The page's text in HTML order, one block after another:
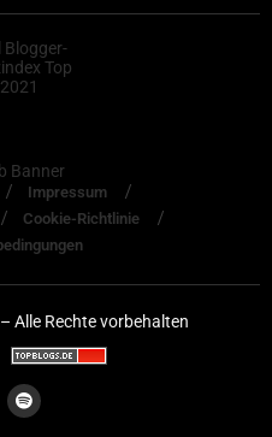
Impressum
Cookie-Richtlinie
Alle Rechte vorbehalten